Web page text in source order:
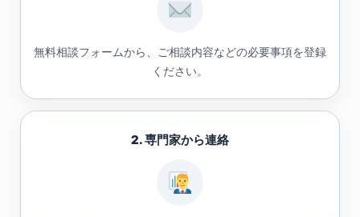
無料相談フォームから、ご相談内容などの必要事項を登録
ください。
2. 専門家から連絡